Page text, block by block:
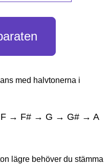
med halvtonerna i
→ F# → G → G# → A
lägre behöver du stämma